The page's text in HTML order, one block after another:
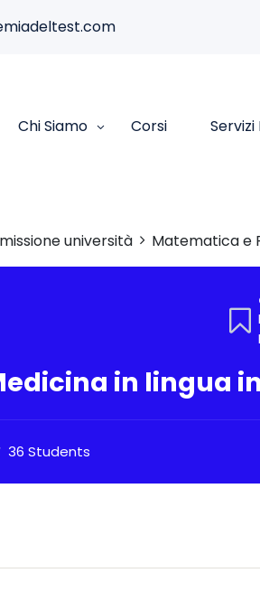
Chi Siamo Corsi
università Matematica e
in lingua
36 Students